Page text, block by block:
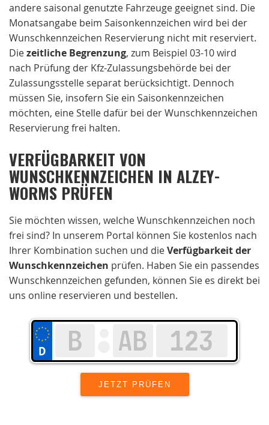
andere saisonal genutzte Fahrzeuge geeignet sind. Die
Monatsangabe beim Saisonkennzeichen wird bei der
Wunschkennzeichen Reservierung nicht mit reserviert.
Diezeitliche Begrenzung, zum Beispiel 03-10 wird
nach Prüfung der Kfz-Zulassungsbehörde bei der
Zulassungsstelle separat berücksichtigt. Dennoch
müssen Sie, insofern Sie ein Saisonkennzeichen
möchten, eine Stelle dafür bei der Wunschkennzeichen
Reservierung frei halten.
VERFÜGBARKEIT VON
WUNSCHKENNZEICHEN IN ALZEY-
WORMS PRÜFEN
Sie möchten wissen, welche Wunschkennzeichen noch
frei sind? In unserem Portal können Sie kostenlos nach
Ihrer Kombination suchen und dieVerfügbarkeit der
Wunschkennzeichen prüfen. Haben Sie ein passendes
Wunschkennzeichen gefunden, können Sie es direkt bei
uns online reservieren und bestellen.